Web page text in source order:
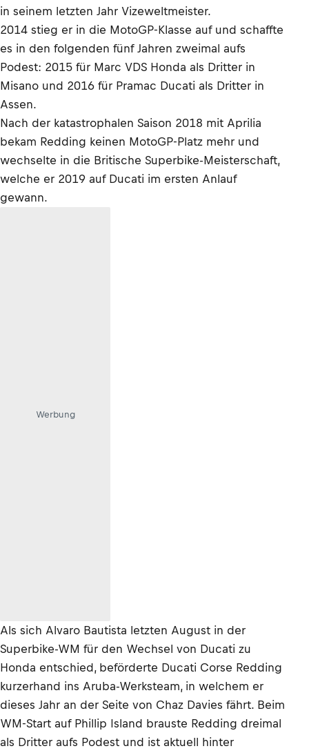
in seinem letzten Jahr Vizeweltmeister.
2014 stieg er in die MotoGP-Klasse auf und schaffte
es in den folgenden fünf Jahren zweimal aufs
Podest: 2015 für Marc VDS Honda als Dritter in
Misano und 2016 für Pramac Ducati als Dritter in
Assen.
Nach der katastrophalen Saison 2018 mit Aprilia
bekam Redding keinen MotoGP-Platz mehr und
wechselte in die Britische Superbike-Meisterschaft,
welche er 2019 auf Ducati im ersten Anlauf
gewann.
Werbung
Als sich Alvaro Bautista letzten August in der
Superbike-WM für den Wechsel von Ducati zu
Honda entschied, beförderte Ducati Corse Redding
kurzerhand ins Aruba-Werksteam, in welchem er
dieses Jahr an der Seite von Chaz Davies fährt. Beim
WM-Start auf Phillip Island brauste Redding dreimal
als Dritter aufs Podest und ist aktuell hinter